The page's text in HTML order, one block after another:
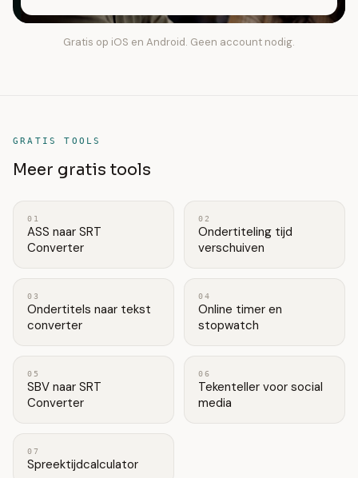
Gratis op iOS en Android. Geen account nodig.
GRATIS TOOLS
Meer gratis tools
01
ASS naar SRT
Converter
02
Ondertiteling tijd
verschuiven
03
Ondertitels naar tekst
converter
04
Online timer en
stopwatch
05
SBV naar SRT
Converter
06
Tekenteller voor social
media
07
Spreektijdcalculator